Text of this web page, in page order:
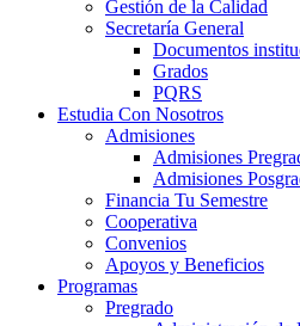
Gestión de la Calidad
Secretaría General
Documentos
Grados
PQRS
Estudia Con Nosotros
Admisiones
Admisiones
Admisiones
Financia Tu Semestre
Cooperativa
Convenios
Apoyos y Beneficios
Programas
Pregrado